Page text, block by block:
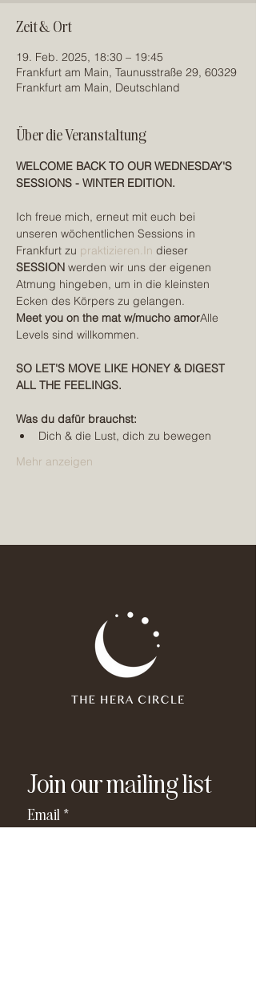
Zeit & Ort
19. Feb. 2025, 18:30 – 19:45
Frankfurt am Main, Taunusstraße 29, 60329
Frankfurt am Main, Deutschland
Über die Veranstaltung
WELCOME BACK TO OUR WEDNESDAY'S
SESSIONS - WINTER EDITION.
Ich freue mich, erneut mit euch bei
unseren wöchentlichen Sessions in
Frankfurt zu praktizieren.In dieser
SESSION werden wir uns der eigenen
Atmung hingeben, um in die kleinsten
Ecken des Körpers zu gelangen.
Meet you on the mat w/mucho amorAlle
Levels sind willkommen.
SO LET'S MOVE LIKE HONEY & DIGEST
ALL THE FEELINGS.
Was du dafür brauchst:
Dich & die Lust, dich zu bewegen
Mehr anzeigen
Join our mailing list
Email *